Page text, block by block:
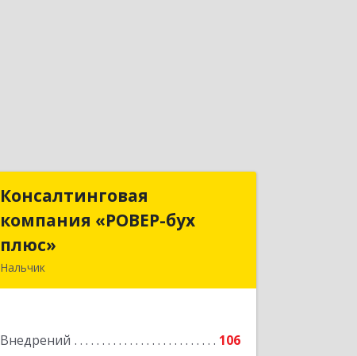
Консалтинговая
компания «РОВЕР-бух
плюс»
Нальчик
Внедрений
106
Консалтинговая
компания «РОВЕР-бух
Подробнее